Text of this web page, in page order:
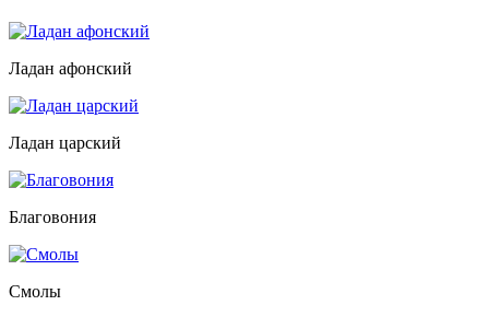
Ладан афонский
Ладан царский
Благовония
Смолы